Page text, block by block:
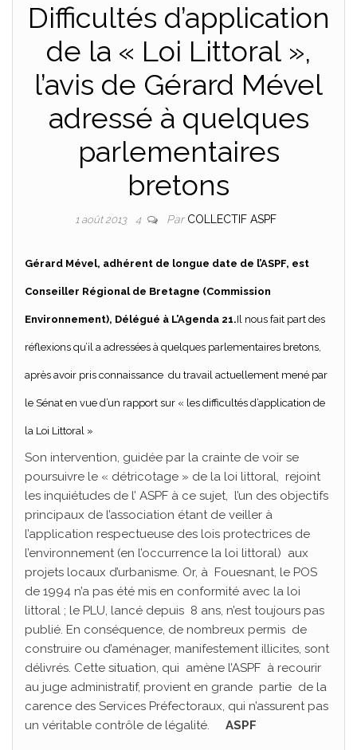
Difficultés d’application
de la « Loi Littoral »,
l’avis de Gérard Mével
adressé à quelques
parlementaires
bretons
1 août 2013 4 Par COLLECTIF ASPF
Gérard Mével, adhérent de longue date de l’ASPF, est
Conseiller Régional de Bretagne (Commission
Environnement), Délégué à L’Agenda 21.Il nous fait part des
réflexions qu’il a adressées à quelques parlementaires bretons,
après avoir pris connaissance du travail actuellement mené par
le Sénat en vue d’un rapport sur « les difficultés d’application de
la Loi Littoral »
Son intervention, guidée par la crainte de voir se
poursuivre le « détricotage » de la loi littoral, rejoint
les inquiétudes de l’ ASPF à ce sujet, l’un des objectifs
principaux de l’association étant de veiller à
l’application respectueuse des lois protectrices de
l’environnement (en l’occurrence la loi littoral) aux
projets locaux d’urbanisme. Or, à Fouesnant, le POS
de 1994 n’a pas été mis en conformité avec la loi
littoral ; le PLU, lancé depuis 8 ans, n’est toujours pas
publié. En conséquence, de nombreux permis de
construire ou d’aménager, manifestement illicites, sont
délivrés. Cette situation, qui amène l’ASPF à recourir
au juge administratif, provient en grande partie de la
carence des Services Préfectoraux, qui n’assurent pas
un véritable contrôle de légalité. ASPF